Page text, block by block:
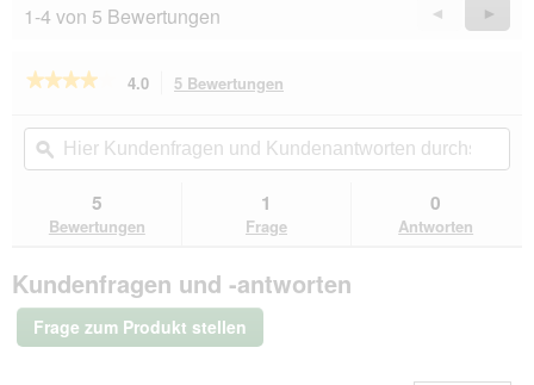
1-4 von 5 Bewertungen
Zurück
Reviews
◄
Weiter
►
★★★★★
★★★★★
5
lesen
SELECT
Medica
Schonkost
300
g
4.0 5 Bewertungen
Aktion
navigierst
du
Bewertungen.
Hier
Kundenfragen
und
Kundenantworten
durchsuchen
ϙ
5
Bewertungen
1
Frage
0
Antworten
Kundenfragen und -antworten
Frage zum Produkt stellen